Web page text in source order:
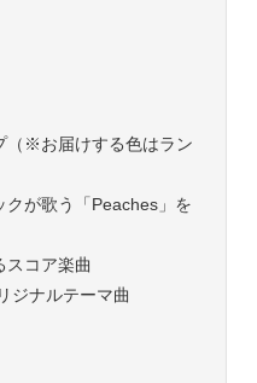
（※お届けする色はラン
クが歌う「Peaches」を
スコア楽曲
ジナルテーマ曲